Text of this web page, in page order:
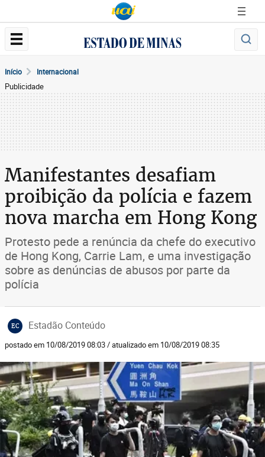
Início Internacional
Publicidade
Manifestantes desafiam
proibição da polícia e fazem
nova marcha em Hong Kong
Protesto pede a renúncia da chefe do executivo
de Hong Kong, Carrie Lam, e uma investigação
sobre as denúncias de abusos por parte da
polícia
EC Estadão Conteúdo
postado em 10/08/2019 08:03 / atualizado em 10/08/2019 08:35